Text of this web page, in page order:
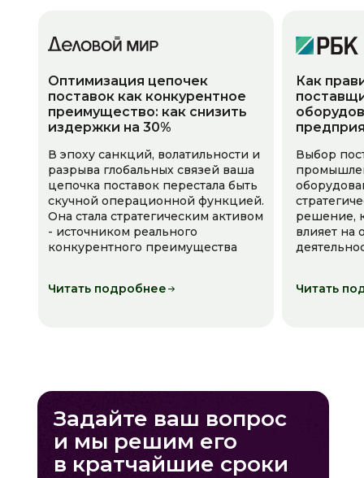
Оптимизация цепочек
поставок как конкурентное
преимущество: как снизить
издержки на 30%
В эпоху санкций, волатильности и
разрыва глобальных связей ваша
цепочка поставок перестала быть
скучной операционной функцией.
Она стала стратегическим активом
- источником реального
конкурентного преимущества
Читать подробнее
Как
Выбор
решение,
влияет на
Читать
Задайте ваш вопрос
и мы решим его
в кратчайшие сроки